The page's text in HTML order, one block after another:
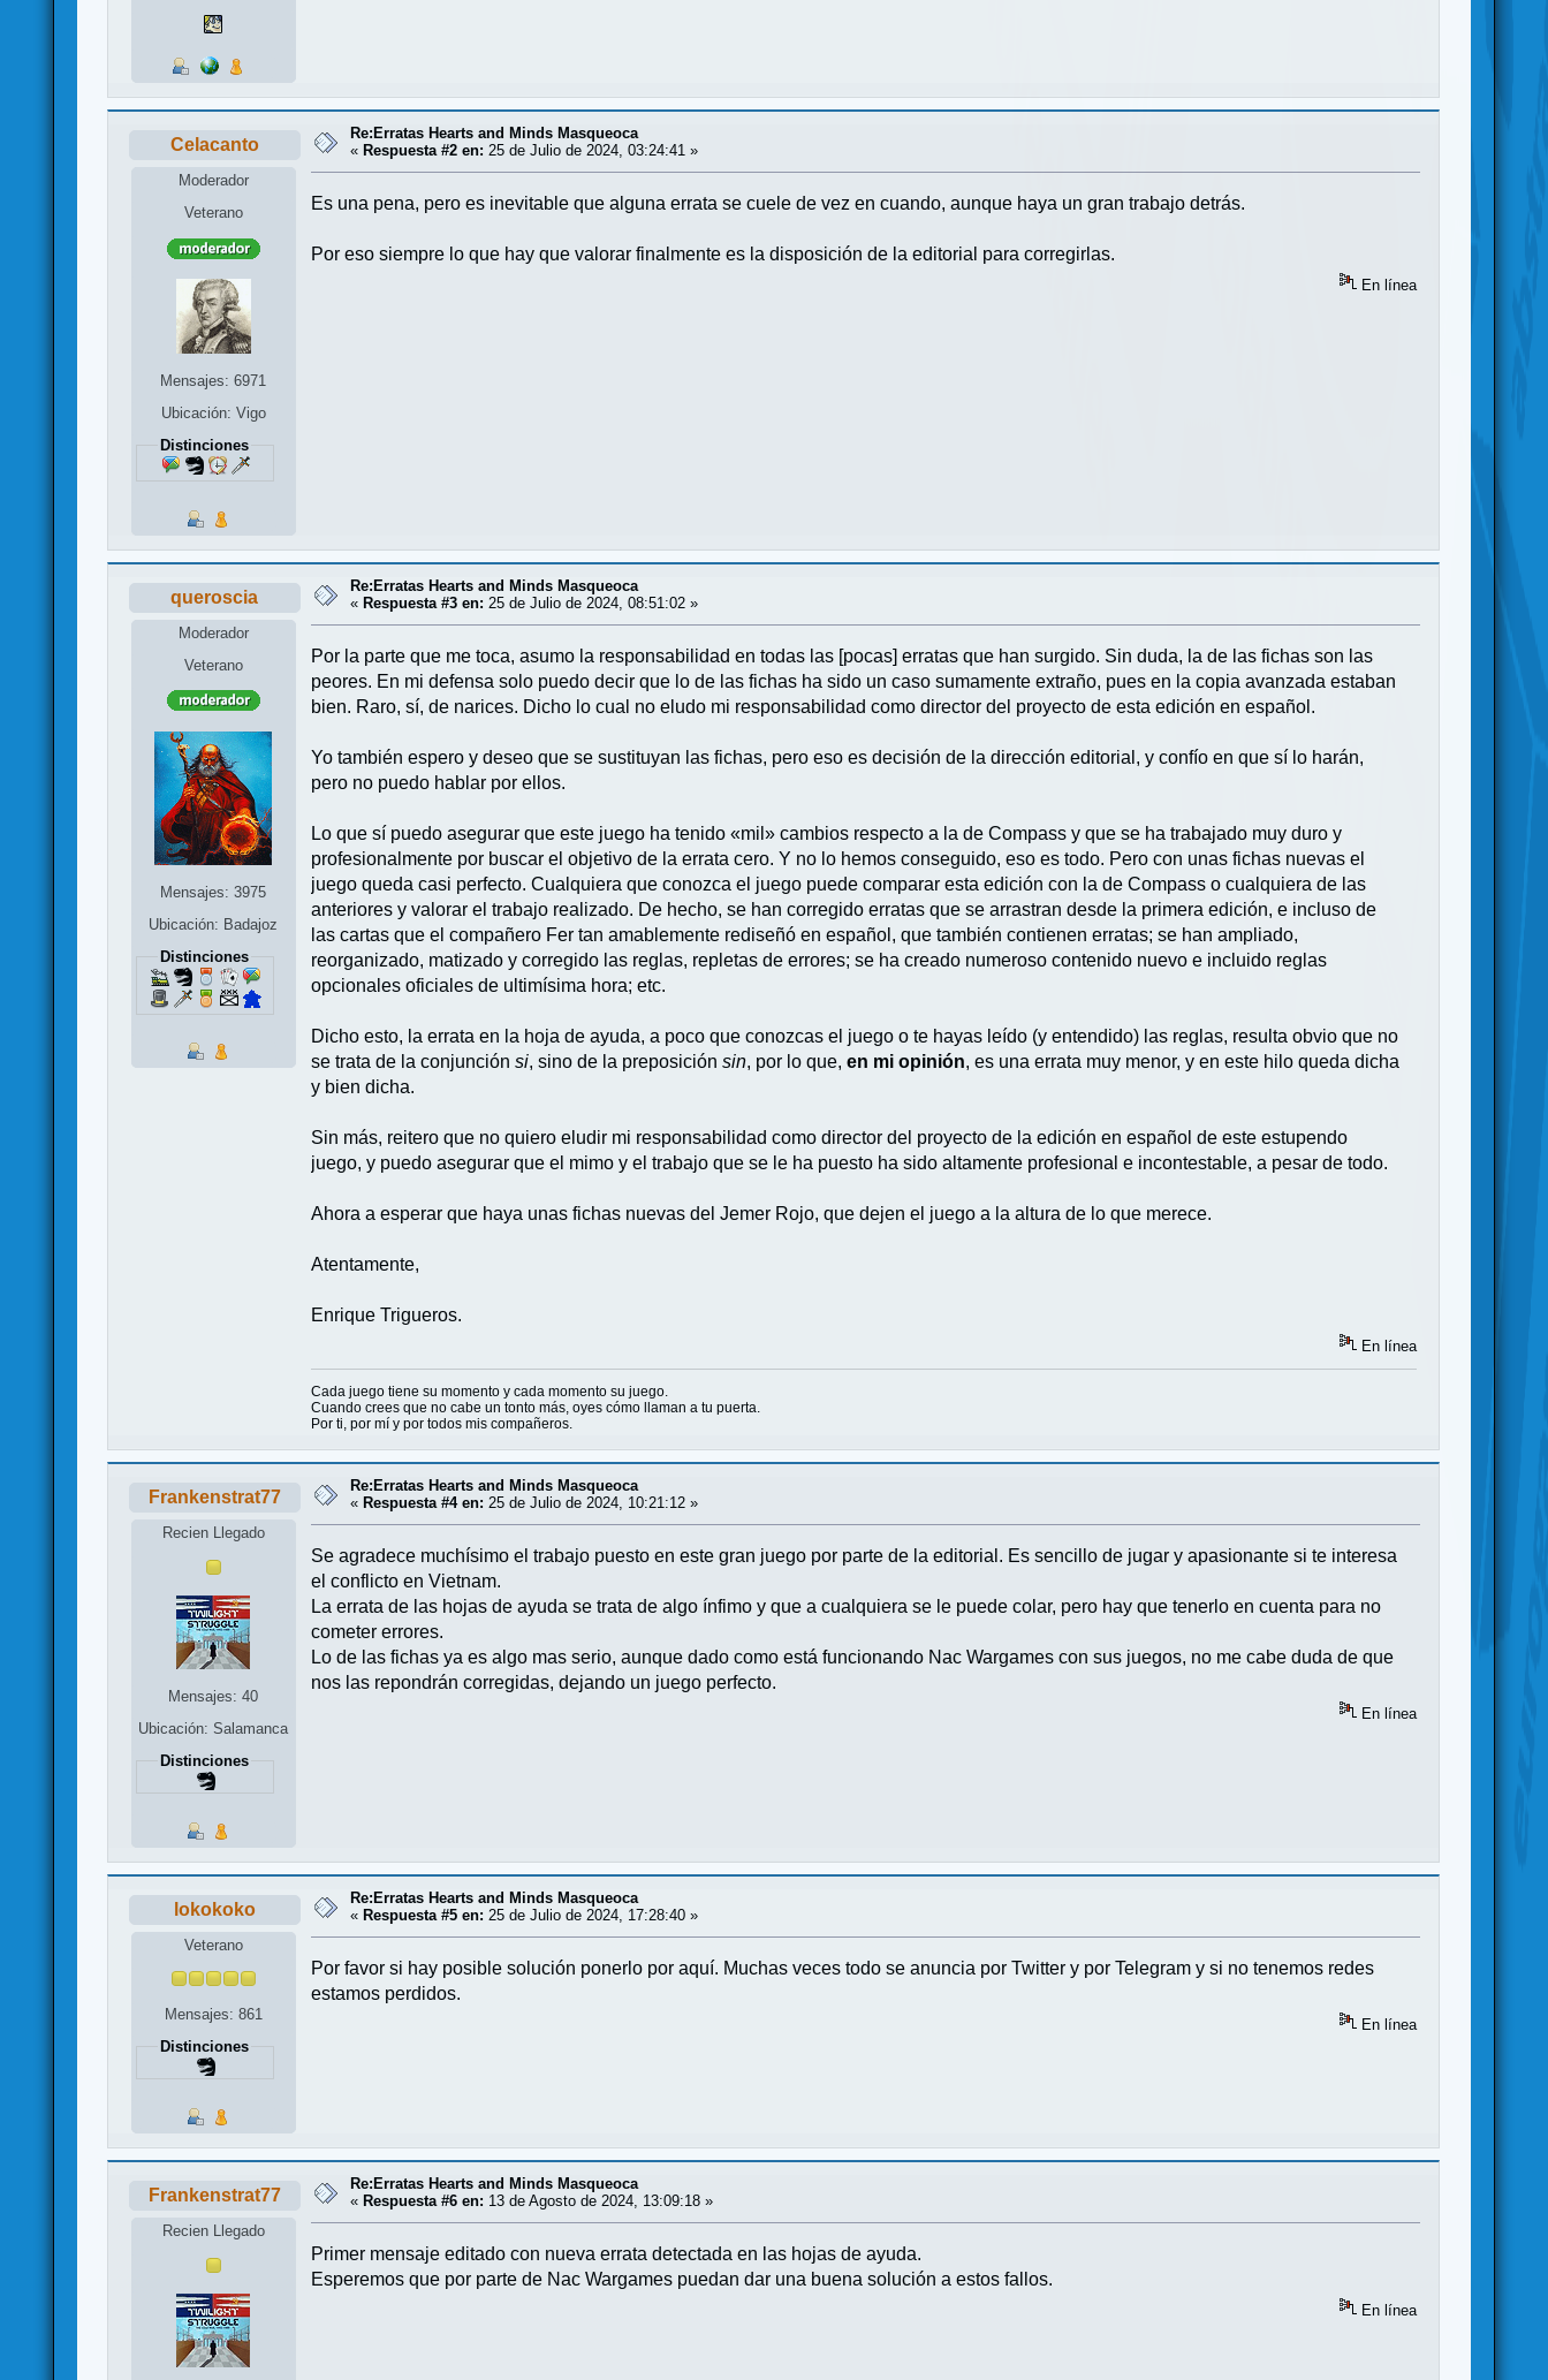
Celacanto
Moderador
Veterano
Mensajes: 6971
Ubicación: Vigo
Distinciones
Re:Erratas Hearts and Minds Masqueoca
« Respuesta #2 en: 25 de Julio de 2024, 03:24:41 »
Es una pena, pero es inevitable que alguna errata se cuele de vez en cuando, aunque haya un gran trabajo detrás.
Por eso siempre lo que hay que valorar finalmente es la disposición de la editorial para corregirlas.
En línea
queroscia
Moderador
Veterano
Mensajes: 3975
Ubicación: Badajoz
Distinciones
Re:Erratas Hearts and Minds Masqueoca
«Respuesta #3 en: 25 de Julio de 2024, 08:51:02 »
Por la parte que me toca, asumo la responsabilidad en todas las [pocas] erratas que han surgido. Sin duda, la de las fichas son las
peores. En mi defensa solo puedo decir que lo de las fichas ha sido un caso sumamente extraño, pues en la copia avanzada estaban
bien. Raro, sí, de narices. Dicho lo cual no eludo mi responsabilidad como director del proyecto de esta edición en español.
Yo también espero y deseo que se sustituyan las fichas, pero eso es decisión de la dirección editorial, y confío en que sí lo harán,
pero no puedo hablar por ellos.
Lo que sí puedo asegurar que este juego ha tenido «mil» cambios respecto a la de Compass y que se ha trabajado muy duro y
profesionalmente por buscar el objetivo de la errata cero. Y no lo hemos conseguido, eso es todo. Pero con unas fichas nuevas el
juego queda casi perfecto. Cualquiera que conozca el juego puede comparar esta edición con la de Compass o cualquiera de las
anteriores y valorar el trabajo realizado. De hecho, se han corregido erratas que se arrastran desde la primera edición, e incluso de
las cartas que el compañero Fer tan amablemente rediseñó en español, que también contienen erratas; se han ampliado,
reorganizado, matizado y corregido las reglas, repletas de errores; se ha creado numeroso contenido nuevo e incluido reglas
opcionales oficiales de ultimísima hora; etc.
Dicho esto, la errata en la hoja de ayuda, a poco que conozcas el juego o te hayas leído (y entendido) las reglas, resulta obvio que no
se trata de la conjunciónsi, sino de la preposiciónsin, por lo que,en mi opinión, es una errata muy menor, y en este hilo queda dicha
y bien dicha.
Sin más, reitero que no quiero eludir mi responsabilidad como director del proyecto de la edición en español de este estupendo
juego, y puedo asegurar que el mimo y el trabajo que se le ha puesto ha sido altamente profesional e incontestable, a pesar de todo.
Ahora a esperar que haya unas fichas nuevas del Jemer Rojo, que dejen el juego a la altura de lo que merece.
Atentamente,
Enrique Trigueros.
En línea
Cada juego tiene su momento y cada momento su juego.
Cuando crees que no cabe un tonto más, oyes cómo llaman a tu puerta.
Por ti, por mí y por todos mis compañeros.
Frankenstrat77
Recien Llegado
Mensajes: 40
Ubicación: Salamanca
Distinciones
Re:Erratas Hearts and Minds Masqueoca
« Respuesta #4 en: 25 de Julio de 2024, 10:21:12 »
Se agradece muchísimo el trabajo puesto en este gran juego por parte de la editorial. Es sencillo de jugar y apasionante si te interesa
el conflicto en Vietnam.
La errata de las hojas de ayuda se trata de algo ínfimo y que a cualquiera se le puede colar, pero hay que tenerlo en cuenta para no
cometer errores.
Lo de las fichas ya es algo mas serio, aunque dado como está funcionando Nac Wargames con sus juegos, no me cabe duda de que
nos las repondrán corregidas, dejando un juego perfecto.
En línea
lokokoko
Veterano
Mensajes: 861
Distinciones
Re:Erratas Hearts and Minds Masqueoca
«Respuesta #5 en: 25 de Julio de 2024, 17:28:40 »
Por favor si hay posible solución ponerlo por aquí. Muchas veces todo se anuncia por Twitter y por Telegram y si no tenemos redes
estamos perdidos.
En línea
Frankenstrat77
Recien Llegado
Re:Erratas Hearts and Minds Masqueoca
« Respuesta #6 en: 13 de Agosto de 2024, 13:09:18 »
Primer mensaje editado con nueva errata detectada en las hojas de ayuda.
Esperemos que por parte de Nac Wargames puedan dar una buena solución a estos fallos.
En línea